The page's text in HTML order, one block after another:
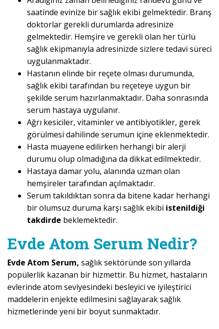
saatinde evinize bir sağlık ekibi gelmektedir. Branş
doktorlar gerekli durumlarda adresinize
gelmektedir. Hemşire ve gerekli olan her türlü
sağlık ekipmanıyla adresinizde sizlere tedavi süreci
uygulanmaktadır.
Hastanın elinde bir reçete olması durumunda,
sağlık ekibi tarafından bu reçeteye uygun bir
şekilde serum hazırlanmaktadır. Daha sonrasında
serum hastaya uygulanır.
Ağrı kesiciler, vitaminler ve antibiyotikler, gerek
görülmesi dahilinde serumun içine eklenmektedir.
Hasta muayene edilirken herhangi bir alerji
durumu olup olmadığına da dikkat edilmektedir.
Hastaya damar yolu, alanında uzman olan
hemşireler tarafından açılmaktadır.
Serum takıldıktan sonra da bitene kadar herhangi
bir olumsuz duruma karşı sağlık ekibi istenildiği
takdirde beklemektedir.
Evde Atom Serum Nedir?
Evde Atom Serum, sağlık sektöründe son yıllarda
popülerlik kazanan bir hizmettir. Bu hizmet, hastaların
evlerinde atom seviyesindeki besleyici ve iyileştirici
maddelerin enjekte edilmesini sağlayarak sağlık
hizmetlerinde yeni bir boyut sunmaktadır.